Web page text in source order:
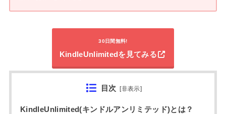
30日間無料!
KindleUnlimitedを見てみる
目次 [非表示]
KindleUnlimited(キンドルアンリミテッド)とは？